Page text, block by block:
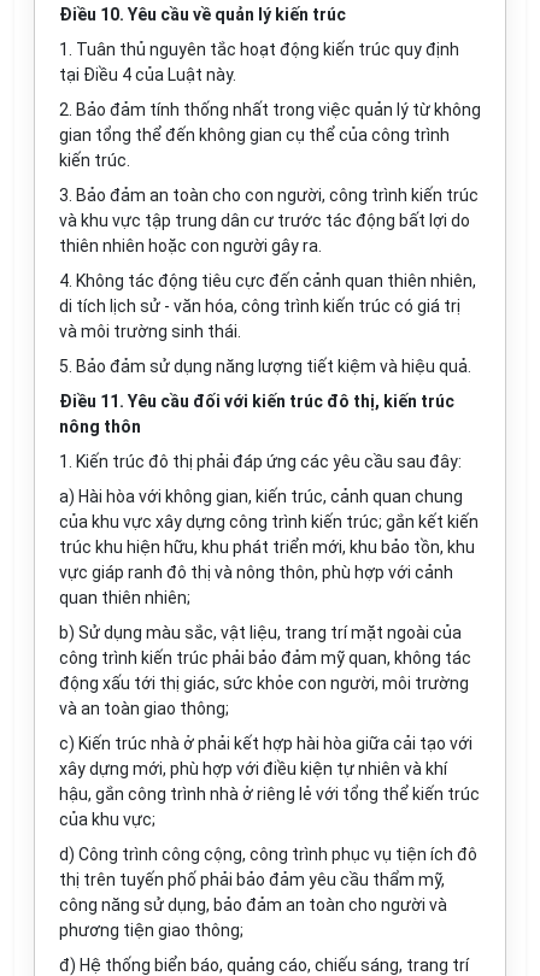
Điều 10. Yêu cầu về quản lý kiến trúc
1. Tuân thủ nguyên tắc hoạt động kiến trúc quy định
tại Điều 4 của Luật này.
2. Bảo đảm tính thống nhất trong việc quản lý từ không
gian tổng thể đến không gian cụ thể của công trình
kiến trúc.
3. Bảo đảm an toàn cho con người, công trình kiến trúc
và khu vực tập trung dân cư trước tác động bất lợi do
thiên nhiên hoặc con người gây ra.
4. Không tác động tiêu cực đến cảnh quan thiên nhiên,
di tích lịch sử - văn hóa, công trình kiến trúc có giá trị
và môi trường sinh thái.
5. Bảo đảm sử dụng năng lượng tiết kiệm và hiệu quả.
Điều 11. Yêu cầu đối với kiến trúc đô thị, kiến trúc
nông thôn
1. Kiến trúc đô thị phải đáp ứng các yêu cầu sau đây:
a) Hài hòa với không gian, kiến trúc, cảnh quan chung
của khu vực xây dựng công trình kiến trúc; gắn kết kiến
trúc khu hiện hữu, khu phát triển mới, khu bảo tồn, khu
vực giáp ranh đô thị và nông thôn, phù hợp với cảnh
quan thiên nhiên;
b) Sử dụng màu sắc, vật liệu, trang trí mặt ngoài của
công trình kiến trúc phải bảo đảm mỹ quan, không tác
động xấu tới thị giác, sức khỏe con người, môi trường
và an toàn giao thông;
c) Kiến trúc nhà ở phải kết hợp hài hòa giữa cải tạo với
xây dựng mới, phù hợp với điều kiện tự nhiên và khí
hậu, gắn công trình nhà ở riêng lẻ với tổng thể kiến trúc
của khu vực;
d) Công trình công cộng, công trình phục vụ tiện ích đô
thị trên tuyến phố phải bảo đảm yêu cầu thẩm mỹ,
công năng sử dụng, bảo đảm an toàn cho người và
phương tiện giao thông;
đ) Hệ thống biển báo, quảng cáo, chiếu sáng, trang trí